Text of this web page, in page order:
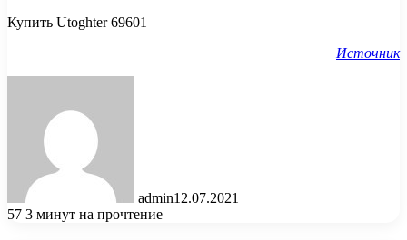
Купить Utoghter 69601
Источник
admin12.07.2021
57 3 минут на прочтение